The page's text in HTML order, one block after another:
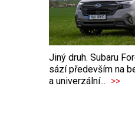
Jiný druh. Subaru
sází především na
a univerzální... >>